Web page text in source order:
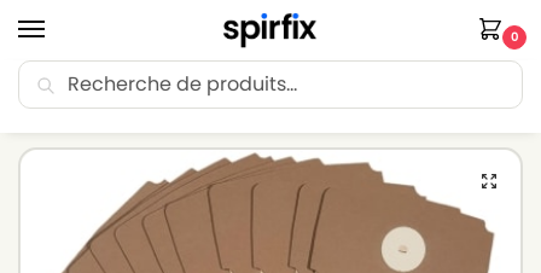
0
🚚 Livraison Point Relais offerte dès 30€ d’achat.